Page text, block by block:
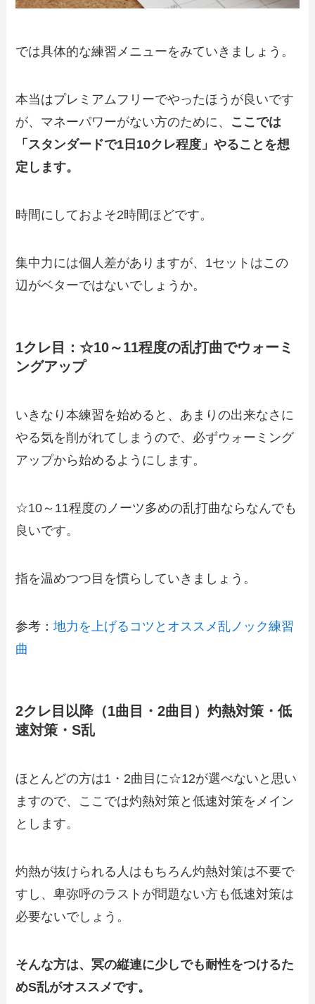
では具体的な練習メニューをみていきましょう。
本当はプレミアムフリーでやったほうが良いです
が、マネーパワーがない方のために、 ここでは
「スタンダードで1日10クレ程度」やることを想
定します。
時間にしておよそ2時間ほどです。
集中力には個人差がありますが、1セットはこの
辺がベターではないでしょうか。
1クレ目：☆10～11程度の乱打曲でウォーミ
ングアップ
いきなり本練習を始めると、あまりの出来なさに
やる気を削がれてしまうので、必ずウォーミング
アップから始めるようにします。
☆10～11程度のノーツ多めの乱打曲ならなんでも
良いです。
指を温めつつ目を慣らしていきましょう。
参考：地力を上げるコツとオススメ乱ノック練習
曲
2クレ目以降（1曲目・2曲目）灼熱対策・低
速対策・S乱
ほとんどの方は1・2曲目に☆12が選べないと思い
ますので、ここでは灼熱対策と低速対策をメイン
とします。
灼熱が抜けられる人はもちろん灼熱対策は不要で
すし、卑弥呼のラストが問題ない方も低速対策は
必要ないでしょう。
そんな方は、冥の縦連に少しでも耐性をつけるた
めS乱がオススメです。